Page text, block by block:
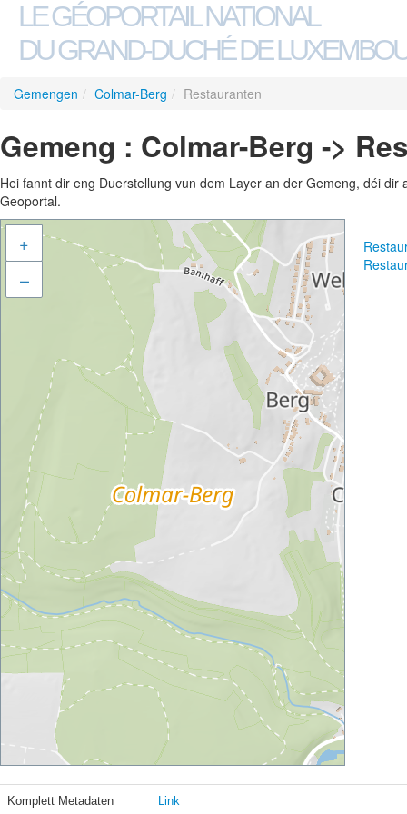
LE GÉOPORTAIL NATIONAL
DU GRAND-DUCHÉ DE
Gemengen / Colmar-Berg / Restauranten
Gemeng : Colmar-Berg ->
Hei fannt dir eng Duerstellung vun dem Layer an der Gemeng, déi
Geoportal.
+
–
Komplett Metadaten Link